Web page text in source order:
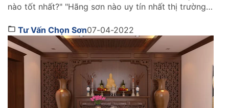
nào tốt nhất?" "Hãng sơn nào uy tín nhất thị trường
quan tâm. Cùng Sơn JYMEC tìm hiểu những lời
khuyên hữu ích qua bài viêt dưới đây nhé! Sơn tốt
nhất hiện […]
Tư Vấn Chọn Sơn07-04-2022